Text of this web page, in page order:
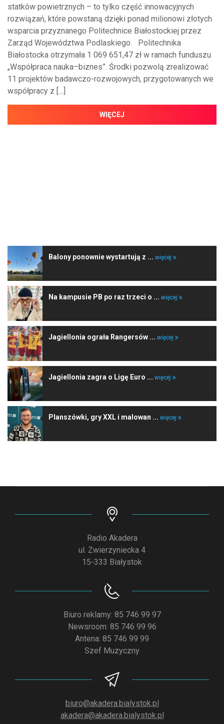
statków powietrznych – to tylko część innowacyjnych
rozwiązań, które powstaną dzięki ponad milionowi złotych
wsparcia przyznanego Politechnice Białostockiej przez
Zarząd Województwa Podlaskiego. Politechnika
Białostocka otrzymała 1 069 651,47 zł w ramach funduszu
„Współpraca nauka–biznes”. Środki pozwolą zrealizować
11 projektów badawczo-rozwojowych, przygotowanych we
współpracy z […]
WIĘCEJ
Balony ponownie wystartują z ... więcej
Na kampusie PB po raz trzeci o ... więcej
Jagiellonia ograła Rangersów ... więcej
Jagiellonia zagra o Ligę Euro ... więcej
Planszówki, gry XXL i malowan ... więcej
Radio Akadera
ul. Zwierzyniecka 4
15-333 Białystok
Biuro reklamy: 85 746 99 97
Newsroom: 85 746 99 96
Antena: 85 746 99 99
Szef Muzyczny
biuro@akadera.bialystok.pl
akadera@akadera.bialystok.pl